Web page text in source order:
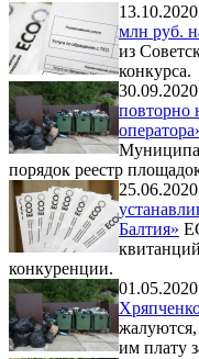
13.10.2020
млн руб.
из
конкурса.
30.09.2020
повторно
порядок реестр
25.06.2020
Балтия»
конкуренции.
01.05.2020
жалуются,
им плату